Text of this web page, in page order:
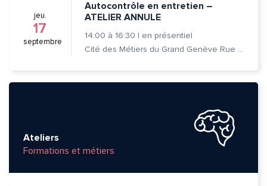
jeu.
17
septembre
Autocontrôle en entretien –
ATELIER ANNULE
14:00 à 16:30 | en présentiel
Cité des Métiers du Grand Genève Rue Prévost-Martin 6 1205 Genève
Ateliers
Formations et métiers